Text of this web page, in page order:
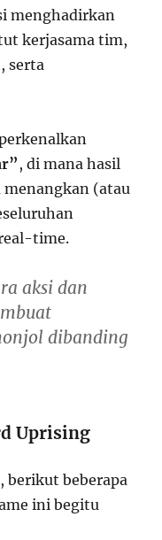
menghadirkan
kerjasama tim,
serta
, di mana hasil
(atau
time.
aksi dan
dibanding
Uprising
berikut beberapa
ini begitu